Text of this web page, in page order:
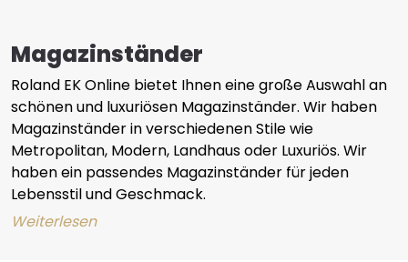
Magazinständer
Roland EK Online bietet Ihnen eine große Auswahl an
schönen und luxuriösen Magazinständer. Wir haben
Magazinständer in verschiedenen Stile wie
Metropolitan, Modern, Landhaus oder Luxuriös. Wir
haben ein passendes Magazinständer für jeden
Lebensstil und Geschmack.
Weiterlesen